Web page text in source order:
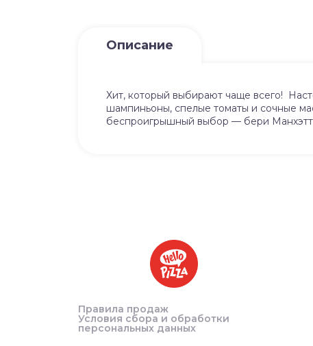
Описание
Хит, который выбирают чаще всего!
шампиньоны, спелые томаты и сочные
беспроигрышный выбор — бери
Правила продаж
Условия сбора и обработки
персональных данных